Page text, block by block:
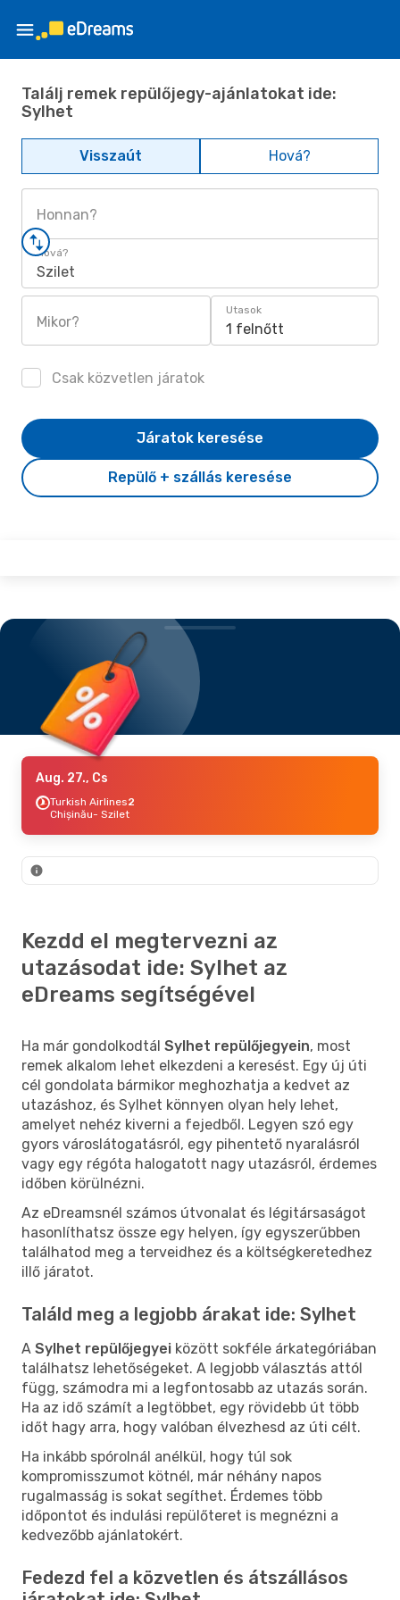
Találj remek repülőjegy-ajánlatokat ide:
Sylhet
Visszaút Hová?
Honnan?
Hová?
Szilet
Mikor?
Utasok
1 felnőtt
Csak közvetlen járatok
Repülő + szállás keresése
Járatok keresése
Aug. 27., Cs
Turkish Airlines2
Chișinău- Szilet
Kezdd el megtervezni az
utazásodat ide: Sylhet az
eDreams segítségével
Ha már gondolkodtál Sylhet repülőjegyein, most
remek alkalom lehet elkezdeni a keresést. Egy új úti
cél gondolata bármikor meghozhatja a kedvet az
utazáshoz, és Sylhet könnyen olyan hely lehet,
amelyet nehéz kiverni a fejedből. Legyen szó egy
gyors városlátogatásról, egy pihentető nyaralásról
vagy egy régóta halogatott nagy utazásról, érdemes
időben körülnézni.
Az eDreamsnél számos útvonalat és légitársaságot
hasonlíthatsz össze egy helyen, így egyszerűbben
találhatod meg a terveidhez és a költségkeretedhez
illő járatot.
Találd meg a legjobb árakat ide: Sylhet
A Sylhet repülőjegyei között sokféle árkategóriában
találhatsz lehetőségeket. A legjobb választás attól
függ, számodra mi a legfontosabb az utazás során.
Ha az idő számít a legtöbbet, egy rövidebb út több
időt hagy arra, hogy valóban élvezhesd az úti célt.
Ha inkább spórolnál anélkül, hogy túl sok
kompromisszumot kötnél, már néhány napos
rugalmasság is sokat segíthet. Érdemes több
időpontot és indulási repülőteret is megnézni a
kedvezőbb ajánlatokért.
Fedezd fel a közvetlen és átszállásos